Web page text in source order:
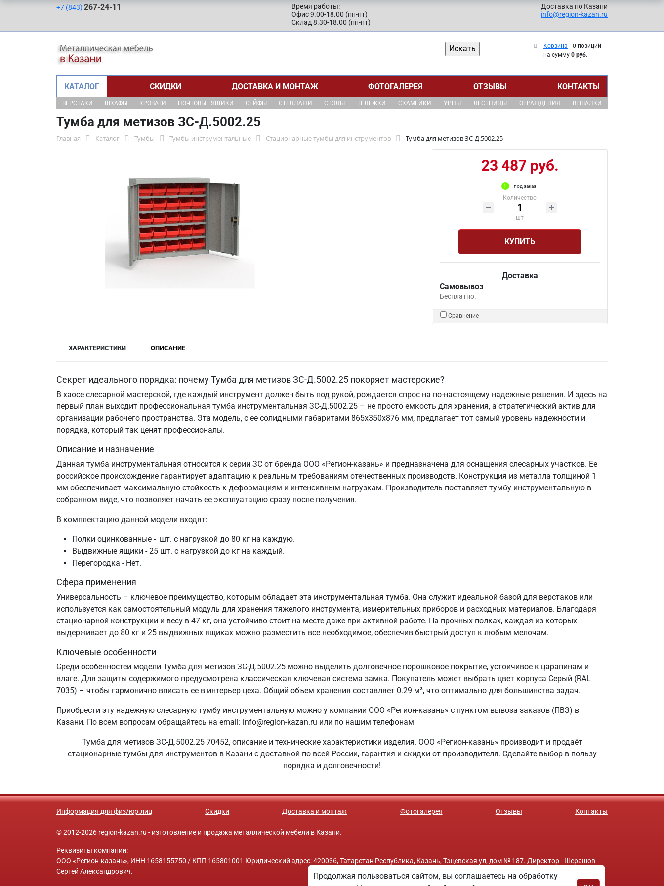
+7 (843) 267-24-11
Время работы:
Офис 9.00-18.00 (пн-пт)
Склад 8.30-18.00 (пн-пт)
Доставка по Казани
info@region-kazan.ru
Корзина
0 позиций
на сумму 0 руб.
КАТАЛОГ СКИДКИ ДОСТАВКА И МОНТАЖ ФОТОГАЛЕРЕЯ ОТЗЫВЫ КОНТАКТЫ
ВЕРСТАКИ ШКАФЫ КРОВАТИ ПОЧТОВЫЕ ЯЩИКИ СЕЙФЫ СТЕЛЛАЖИ СТОЛЫ ТЕЛЕЖКИ СКАМЕЙКИ УРНЫ ЛЕСТНИЦЫ ОГРАЖДЕНИЯ ВЕШАЛКИ
Тумба для метизов ЗС-Д.5002.25
Главная Каталог Тумбы Тумбы инструментальные Стационарные тумбы для инструментов Тумба для метизов ЗС-Д.5002.25
23 487 руб.
под заказ
Количество
шт
КУПИТЬ
Доставка
Самовывоз
Бесплатно.
Сравнение
ХАРАКТЕРИСТИКИ ОПИСАНИЕ
Секрет идеального порядка: почему Тумба для метизов ЗС-Д.5002.25 покоряет мастерские?
В хаосе слесарной мастерской, где каждый инструмент должен быть под рукой, рождается спрос на по-настоящему надежные решения. И здесь на
первый план выходит профессиональная тумба инструментальная ЗС-Д.5002.25 – не просто емкость для хранения, а стратегический актив для
организации рабочего пространства. Эта модель, с ее солидными габаритами 865х350х876 мм, предлагает тот самый уровень надежности и
порядка, который так ценят профессионалы.
Описание и назначение
Данная тумба инструментальная относится к серии ЗС от бренда ООО «Регион-казань» и предназначена для оснащения слесарных участков. Ее
российское происхождение гарантирует адаптацию к реальным требованиям отечественных производств. Конструкция из металла толщиной 1
мм обеспечивает максимальную стойкость к деформациям и интенсивным нагрузкам. Производитель поставляет тумбу инструментальную в
собранном виде, что позволяет начать ее эксплуатацию сразу после получения.
В комплектацию данной модели входят:
Полки оцинкованные - шт. с нагрузкой до 80 кг на каждую.
Выдвижные ящики - 25 шт. с нагрузкой до кг на каждый.
Перегородка - Нет.
Сфера применения
Универсальность – ключевое преимущество, которым обладает эта инструментальная тумба. Она служит идеальной базой для верстаков или
используется как самостоятельный модуль для хранения тяжелого инструмента, измерительных приборов и расходных материалов. Благодаря
стационарной конструкции и весу в 47 кг, она устойчиво стоит на месте даже при активной работе. На прочных полках, каждая из которых
выдерживает до 80 кг и 25 выдвижных ящиках можно разместить все необходимое, обеспечив быстрый доступ к любым мелочам.
Ключевые особенности
Среди особенностей модели Тумба для метизов ЗС-Д.5002.25 можно выделить долговечное порошковое покрытие, устойчивое к царапинам и
влаге. Для защиты содержимого предусмотрена классическая ключевая система замка. Покупатель может выбрать цвет корпуса Серый (RAL
7035) – чтобы гармонично вписать ее в интерьер цеха. Общий объем хранения составляет 0.29 м³, что оптимально для большинства задач.
Приобрести эту надежную слесарную тумбу инструментальную можно у компании ООО «Регион-казань» с пунктом вывоза заказов (ПВЗ) в
Казани. По всем вопросам обращайтесь на email: info@region-kazan.ru или по нашим телефонам.
Тумба для метизов ЗС-Д.5002.25 70452, описание и технические характеристики изделия. ООО «Регион-казань» производит и продаёт
стационарные тумбы для инструментов в Казани с доставкой по всей России, гарантия и скидки от производителя. Сделайте выбор в пользу
порядка и долговечности!
Информация для физ/юр.лиц Скидки Доставка и монтаж Фотогалерея Отзывы Контакты
© 2012-2026 region-kazan.ru - изготовление и продажа металлической мебели в Казани.
Реквизиты компании:
ООО «Регион-казань», ИНН 1658155750 / КПП 165801001 Юридический адрес: 420036, Татарстан Республика, Казань, Тэцевская ул, дом № 187. Директор - Шерашов
Сергей Александрович.
Продолжая пользоваться сайтом, вы соглашаетесь на обработку